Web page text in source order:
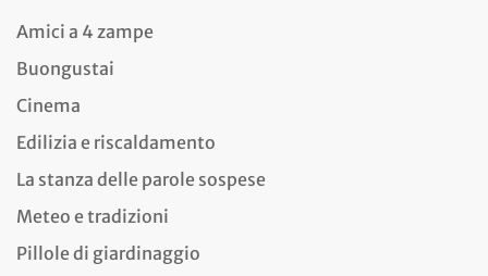
Amici a 4 zampe
Buongustai
Cinema
Edilizia e riscaldamento
La stanza delle parole sospese
Meteo e tradizioni
Pillole di giardinaggio